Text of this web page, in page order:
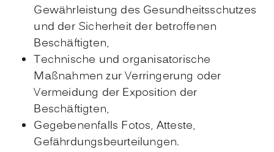
Gewährleistung des Gesundheitsschutzes
und der Sicherheit der betroffenen
Beschäftigten,
Technische und organisatorische
Maßnahmen zur Verringerung oder
Vermeidung der Exposition der
Beschäftigten,
Gegebenenfalls Fotos, Atteste,
Gefährdungsbeurteilungen.